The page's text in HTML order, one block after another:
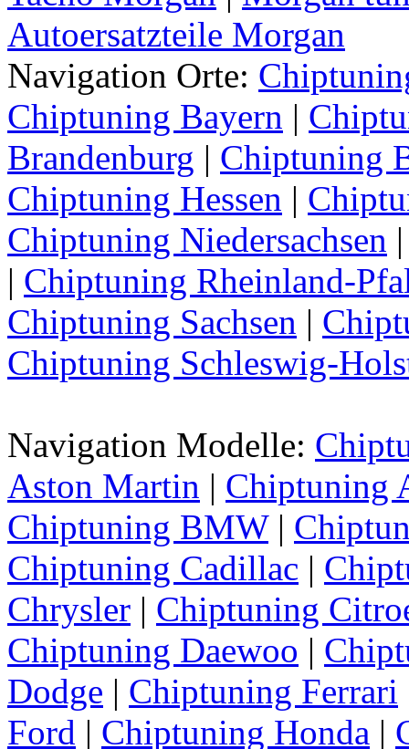
Autoersatzteile Morgan
Navigation Orte:
Chiptuning Bayern |
Brandenburg | Chiptuning
Chiptuning Hessen |
Chiptuning Niedersachsen
| Chiptuning Rheinland-
Chiptuning Sachsen |
Chiptuning Schleswig-
Navigation Modelle:
Aston Martin | Chiptuning
Chiptuning BMW|
Chiptuning Cadillac |
Chrysler | Chiptuning
Chiptuning Daewoo |
Dodge | Chiptuning Ferrari
Ford | Chiptuning Honda |